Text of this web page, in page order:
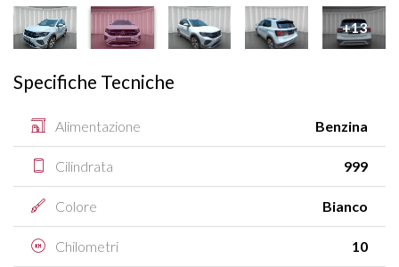
+13
Specifiche Tecniche
Alimentazione Benzina
Cilindrata 999
Colore Bianco
Chilometri 10